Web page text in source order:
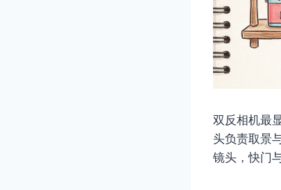
双反相机最
头负责取景
镜头，快门